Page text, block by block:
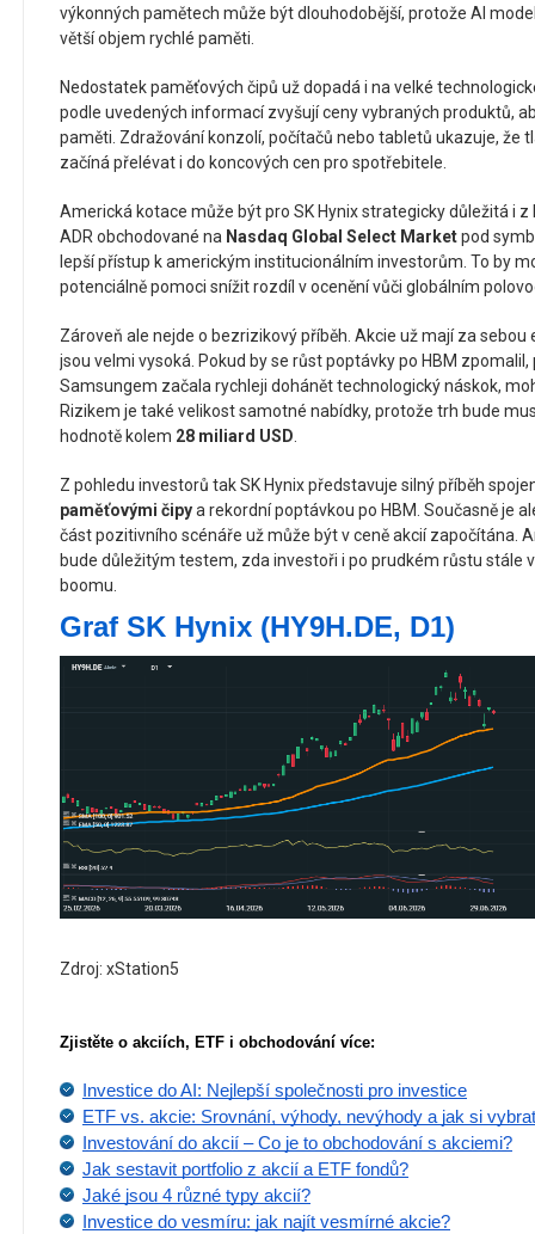
výkonných pamětech může být dlouhodobější, protože AI
větší objem rychlé paměti.
Nedostatek paměťových čipů už dopadá i na velké
podle uvedených informací zvyšují ceny vybraných produktů,
paměti. Zdražování konzolí, počítačů nebo tabletů ukazuje, že
začíná přelévat i do koncových cen pro spotřebitele.
Americká kotace může být pro SK Hynix strategicky důležitá i z
ADR obchodované na Nasdaq Global Select Marketpod
lepší přístup k americkým institucionálním investorům. To by
potenciálně pomoci snížit rozdíl v ocenění vůči globálním
Zároveň ale nejde o bezrizikový příběh. Akcie už mají za
jsou velmi vysoká. Pokud by se růst poptávky po HBM
Samsungem začala rychleji dohánět technologický náskok,
Rizikem je také velikost samotné nabídky, protože trh bude
hodnotě kolem 28 miliard USD.
Z pohledu investorů tak SK Hynix představuje silný příběh
paměťovými čipya rekordní poptávkou po HBM. Současně je
část pozitivního scénáře už může být v ceně akcií započítána.
bude důležitým testem, zda investoři i po prudkém růstu stále
boomu.
Graf SK Hynix (HY9H.DE, D1)
Zdroj: xStation5
Zjistěte o akciích, ETF i obchodování více:
Investice do AI: Nejlepší společnosti pro investice
ETF vs. akcie: Srovnání, výhody, nevýhody a jak si vybrat
Investování do akcií – Co je to obchodování s akciemi?
Jak sestavit portfolio z akcií a ETF fondů?
Jaké jsou 4 různé typy akcií?
Investice do vesmíru: jak najít vesmírné akcie?